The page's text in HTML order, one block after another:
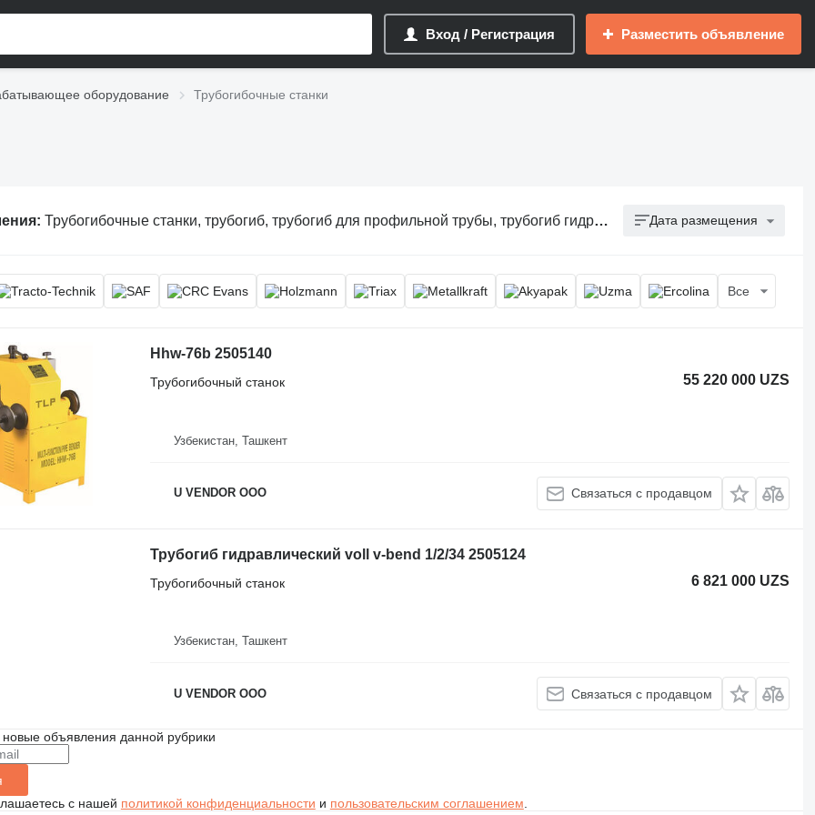
Вход / Регистрация Разместить объявление
оборудование Трубогибочные станки
Трубогибочные станки, трубогиб, трубогиб для профильной трубы, трубогиб гидравлический Дата размещения
Все
Hhw-76b 2505140
55 220 000 UZS
Трубогибочный станок
Узбекистан, Ташкент
U VENDOR OOO Связаться с продавцом
Трубогиб гидравлический voll v-bend 1/2/34 2505124
6 821 000 UZS
Трубогибочный станок
Узбекистан, Ташкент
U VENDOR OOO Связаться с продавцом
объявления данной рубрики
с нашей политикой конфиденциальности и пользовательским соглашением